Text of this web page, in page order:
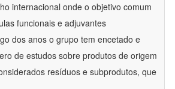
internacional onde o objetivo comum
funcionais e adjuvantes
dos anos o grupo tem encetado e
de estudos sobre produtos de origem
resíduos e subprodutos, que